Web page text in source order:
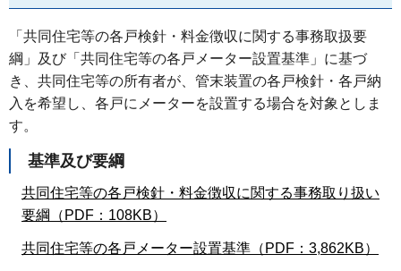
「共同住宅等の各戸検針・料金徴収に関する事務取扱要
綱」及び「共同住宅等の各戸メーター設置基準」に基づ
き、共同住宅等の所有者が、管末装置の各戸検針・各戸納
入を希望し、各戸にメーターを設置する場合を対象としま
す。
基準及び要綱
共同住宅等の各戸検針・料金徴収に関する事務取り扱い
要綱（PDF：108KB）
共同住宅等の各戸メーター設置基準（PDF：3,862KB）